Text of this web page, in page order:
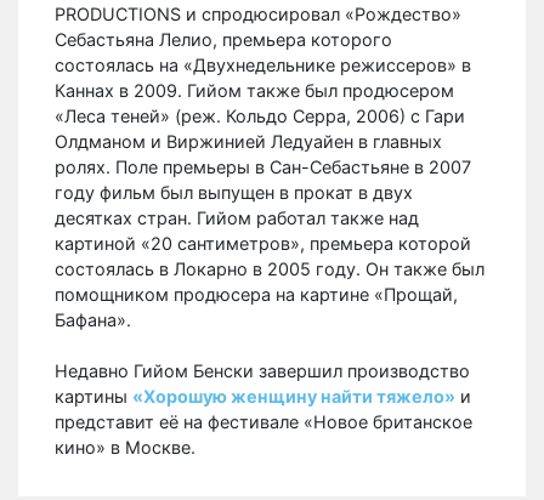
PRODUCTIONS и спродюсировал «Рождество»
Себастьяна Лелио, премьера которого
состоялась на «Двухнедельнике режиссеров» в
Каннах в 2009. Гийом также был продюсером
«Леса теней» (реж. Кольдо Серра, 2006) с Гари
Олдманом и Виржинией Ледуайен в главных
ролях. Поле премьеры в Сан-Себастьяне в 2007
году фильм был выпущен в прокат в двух
десятках стран. Гийом работал также над
картиной «20 сантиметров», премьера которой
состоялась в Локарно в 2005 году. Он также был
помощником продюсера на картине «Прощай,
Бафана».
Недавно Гийом Бенски завершил производство
картины «Хорошую женщину найти тяжело» и
представит её на фестивале «Новое британское
кино» в Москве.